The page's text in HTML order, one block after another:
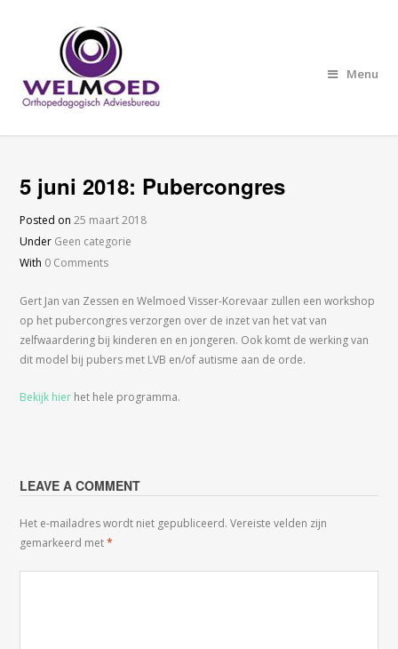
Menu
5 juni 2018: Pubercongres
Posted on25 maart 2018
Under Geen categorie
With 0 Comments
Gert Jan van Zessen en Welmoed Visser-Korevaar zullen een workshop
op het pubercongres verzorgen over de inzet van het vat van
zelfwaardering bij kinderen en en jongeren. Ook komt de werking van
dit model bij pubers met LVB en/of autisme aan de orde.
Bekijk hier het hele programma.
LEAVE A COMMENT
Het e-mailadres wordt niet gepubliceerd. Vereiste velden zijn
gemarkeerd met*